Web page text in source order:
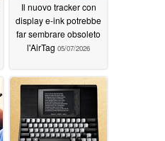
Il nuovo tracker con
display e-ink potrebbe
far sembrare obsoleto
l'AirTag 05/07/2026